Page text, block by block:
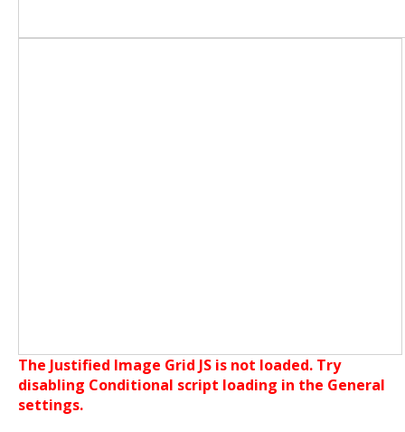
The Justified Image Grid JS is not loaded. Try
disabling Conditional script loading in the General
settings.